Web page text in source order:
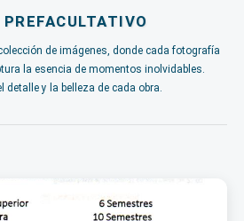
PREFACULTATIVO
de imágenes, donde cada fotografía
la esencia de momentos inolvidables.
detalle y la belleza de cada obra.